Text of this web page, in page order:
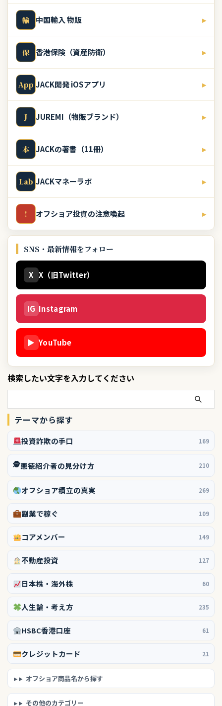
輸 中国輸入 物販 ▸
保 香港保険（資産防衛） ▸
App JACK開発 iOSアプリ ▸
J JUREMI（物販ブランド） ▸
本 JACKの著書（11冊） ▸
Lab JACKマネーラボ ▸
! オフショア投資の注意喚起 ▸
SNS・最新情報をフォロー
X X（旧Twitter）
IG Instagram
▶ YouTube
検索したい文字を入力してください
テーマから探す
投資詐欺の手口 169
🕵️悪徳紹介者の見分け方 210
オフショア積立の真実 269
副業で稼ぐ 109
コアメンバー 149
不動産投資 127
日本株・海外株 60
人生論・考え方 235
HSBC香港口座 61
クレジットカード 21
オフショア商品名から探す
その他のカテゴリー